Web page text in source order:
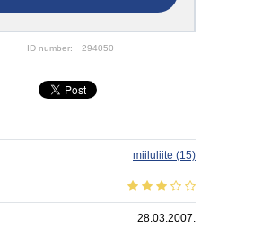
ID number: 294050
miiluliite (15)
28.03.2007.